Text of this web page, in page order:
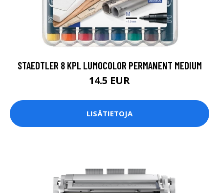
STAEDTLER 8 KPL LUMOCOLOR PERMANENT MEDIUM
14.5 EUR
LISÄTIETOJA